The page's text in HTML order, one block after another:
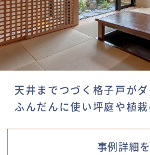
天井までつづく格子戸が
ふんだんに使い坪庭や植栽
事例詳細